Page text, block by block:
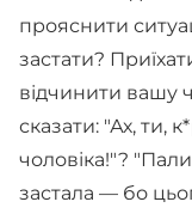
прояснити
застати?
відчинити вашу
сказати: "Ах, ти,
чоловіка!"?
застала — бо